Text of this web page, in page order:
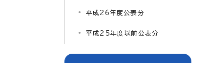
平成26年度公表分
平成25年度以前公表分